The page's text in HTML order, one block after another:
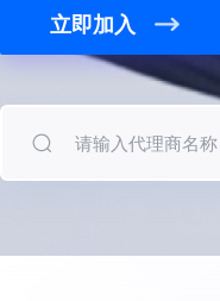
零售行业解决方案
立即加入